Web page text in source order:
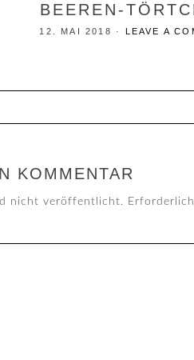
BEEREN-
12. MAI 2018 · LEAVE A
KOMMENTAR
nicht veröffentlicht.